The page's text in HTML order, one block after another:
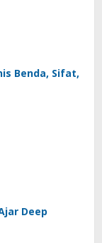
Benda, Sifat,
Deep